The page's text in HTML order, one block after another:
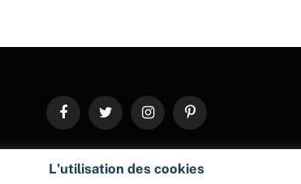
FacebookTwitter InstagramPinterest
© 2026 ThemeSphere. Designed byThemeSphere
L'utilisation des cookies